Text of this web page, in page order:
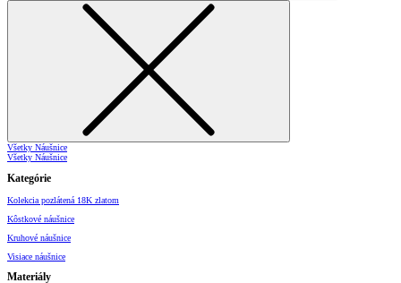
Všetky Náušnice
Všetky Náušnice
Kategórie
Kolekcia pozlátená 18K zlatom
Kôstkové náušnice
Kruhové náušnice
Visiace náušnice
Materiály